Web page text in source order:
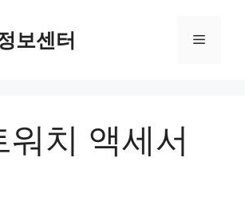
보센터 메
워치 액세서